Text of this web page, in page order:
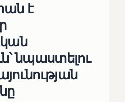
է
նպաստելու